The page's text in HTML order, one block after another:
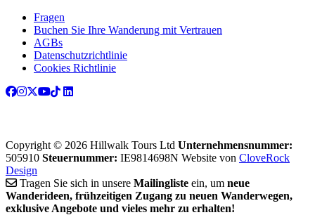
Fragen
Buchen Sie Ihre Wanderung mit Vertrauen
AGBs
Datenschutzrichtlinie
Cookies Richtlinie
Copyright © 2026 Hillwalk Tours Ltd Unternehmensnummer:
505910 Steuernummer: IE9814698N Website von CloveRock
Design
Tragen Sie sich in unsere Mailingliste ein, um neue
Wanderideen, frühzeitigen Zugang zu neuen Wanderwegen,
exklusive Angebote und vieles mehr zu erhalten!